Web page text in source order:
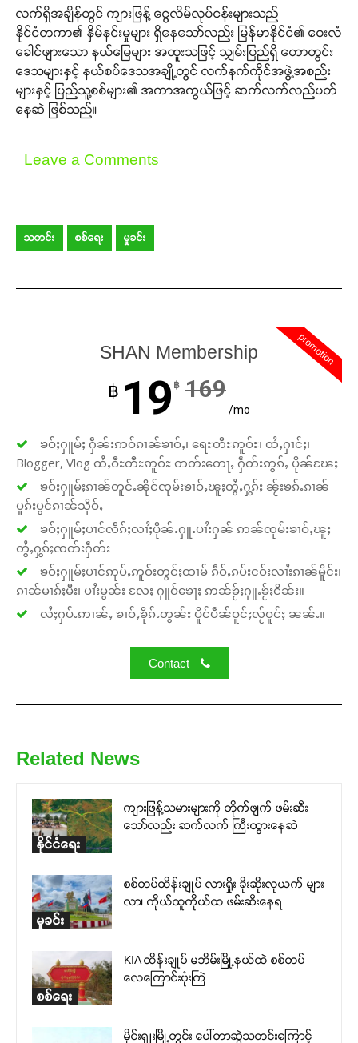
လက်ရှိအချိန်တွင် ကျားဖြန့် ငွေလိမ်လုပ်ငန်းများသည်
နိုင်ငံတကာ၏ နှိမ်နင်းမှုများ ရှိနေသော်လည်း မြန်မာနိုင်ငံ၏ ဝေးလံ
ခေါင်ဖျားသော နယ်မြေများ အထူးသဖြင့် သျှမ်းပြည်ရှိ တောတွင်း
ဒေသများနှင့် နယ်စပ်ဒေသအချို့တွင် လက်နက်ကိုင်အဖွဲ့အစည်း
များနှင့် ပြည်သူ့စစ်များ၏ အကာအကွယ်ဖြင့် ဆက်လက်လည်ပတ်
နေဆဲ ဖြစ်သည်။
Leave a Comments
သတင်း စစ်ရေး မှုခင်း
promotion
SHAN Membership
฿ 19 ฿ 169
/mo
ၶဝ်ႈႁူမ်ႈ ႁဵၼ်းဢဝ်ၵၢၼ်ၶၢဝ်ႇ၊ ရေႊတီႊဢူဝ်ႊ၊ ထႆႇႁၢင်ႈ၊
Blogger, Vlog ထႆႇဝီႊတီႊဢူဝ်ႊ တတ်းတေႃႇ ႁဵတ်းဢွၵ်ႇ ပိုၼ်ၽႄႈ
ၶဝ်ႈႁူမ်ႈၵၢၼ်တူင်ႉၼိုင်ၸုမ်းၶၢဝ်ႇၽူႈတွႆႇႁွၵ်ႈ ၼႂ်းၶၵ်ႉၵၢၼ်
ပူၵ်းပွင်ၵၢၼ်သိုဝ်ႇ
ၶဝ်ႈႁူမ်ႈပၢင်လႅၵ်ႈလၢႆႈပိုၼ်ႉႁူႉပၢႆးႁၼ် ဢၼ်ၸုမ်းၶၢဝ်ႇၽူႈ
တွႆႇႁွၵ်ႈၸတ်းႁဵတ်း
ၶဝ်ႈႁူမ်ႈပၢင်ဢုပ်ႇဢူဝ်းတွင်ႈထၢမ် ၵဵဝ်ႇၵပ်းငဝ်းလၢႆးၵၢၼ်မိူင်း၊
ၵၢၼ်မၢၵ်ႈမီး၊ ပၢႆးမွၼ်း လႄႈ ႁူဝ်ၶေႃႈ ဢၼ်ၶႂ်ႈႁူႉၶႂ်ႈငိၼ်း။
လႆႈႁပ်ႉဢၢၼ်ႇ ၶၢဝ်ႇၶိုၵ်ႉတွၼ်း ပိူင်ပဵၼ်ဝူင်ႈလႂ်ဝူင်ႈ ၼၼ်ႉ။
Contact
Related News
နိုင်ငံရေး
ကျားဖြန့်သမားများကို တိုက်ဖျက် ဖမ်းဆီး
သော်လည်း ဆက်လက် ကြီးထွားနေဆဲ
မှုခင်း
စစ်တပ်ထိန်းချုပ် လားရှိုး ခိုးဆိုးလုယက် များ
လာ၊ ကိုယ်ထူကိုယ်ထ ဖမ်းဆီးနေရ
စစ်ရေး
KIA ထိန်းချုပ် မဘိမ်းမြို့နယ်ထဲ စစ်တပ်
လေကြောင်းဗုံးကြဲ
မိုင်းရှူးမြို့တွင်း ပေါ်တာဆွဲသတင်းကြောင့်